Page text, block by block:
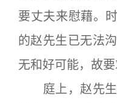
要丈夫来慰藉。
的赵先生已无法
无和好可能，故要
庭上，赵先生